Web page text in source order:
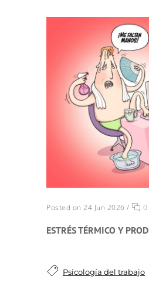
Posted on 24 Jun 2026 / 0
ESTRÉS TÉRMICO Y
Psicología del trabajo